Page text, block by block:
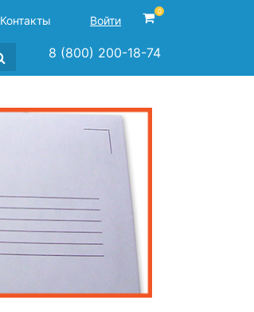
Контакты Войти
0
8 (800) 200-18-74